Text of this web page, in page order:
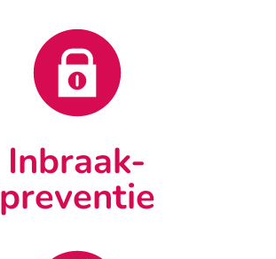
Inbraak-
preventie